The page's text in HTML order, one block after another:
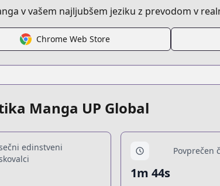
v vašem najljubšem jeziku z prevodom v
Chrome Web Store
Manga UP Global
edinstveni
Povprečen
1m 44s